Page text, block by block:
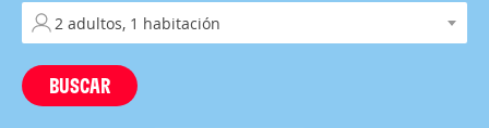
BUSCAR